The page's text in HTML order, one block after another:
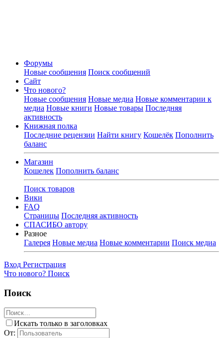
Форумы
Новые сообщения Поиск сообщений
Сайт
Что нового?
Новые сообщения Новые медиа Новые комментарии к
медиа Новые книги Новые товары Последняя
активность
Книжная полка
Последние рецензии Найти книгу Кошелёк Пополнить
баланс
Магазин
Кошелек Пополнить баланс
Поиск товаров
Вики
FAQ
Страницы Последняя активность
СПАСИБО автору
Разное
Галерея Новые медиа Новые комментарии Поиск медиа
Вход Регистрация
Что нового? Поиск
Поиск
Искать только в заголовках
От: